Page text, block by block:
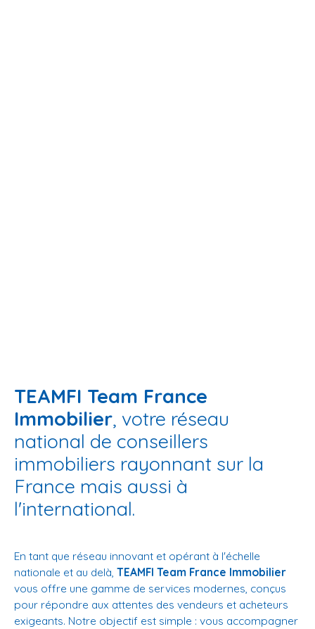
TEAMFI Team France
Immobilier, votre réseau
national de conseillers
immobiliers rayonnant sur la
France mais aussi à
l'international.
En tant que réseau innovant et opérant à l'échelle
nationale et au delà, TEAMFI Team France Immobilier
vous offre une gamme de services modernes, conçus
pour répondre aux attentes des vendeurs et acheteurs
exigeants. Notre objectif est simple : vous accompagner